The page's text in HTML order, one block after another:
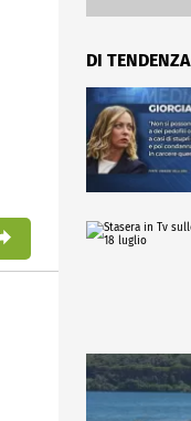
DI TENDENZA